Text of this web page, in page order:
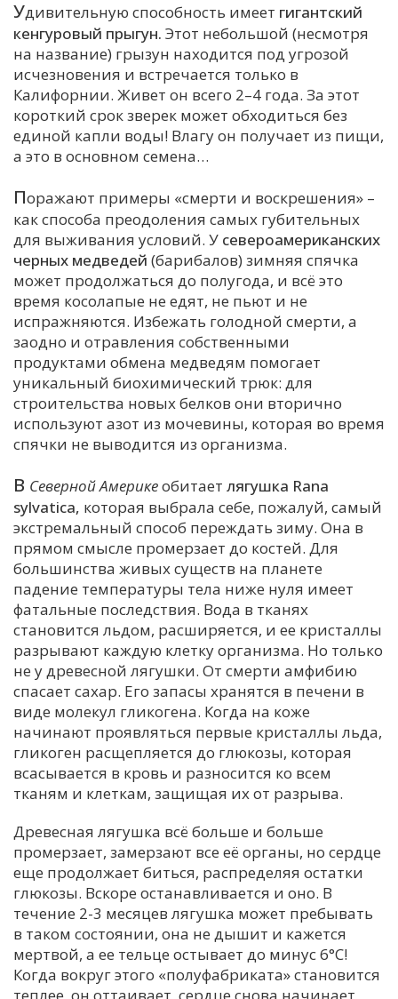
Удивительную способность имеет гигантский
кенгуровый прыгун. Этот небольшой (несмотря
на название) грызун находится под угрозой
исчезновения и встречается только в
Калифорнии. Живет он всего 2–4 года. За этот
короткий срок зверек может обходиться без
единой капли воды! Влагу он получает из пищи,
а это в основном семена…
Поражают примеры «смерти и воскрешения» –
как способа преодоления самых губительных
для выживания условий. У североамериканских
черных медведей (барибалов) зимняя спячка
может продолжаться до полугода, и всё это
время косолапые не едят, не пьют и не
испражняются. Избежать голодной смерти, а
заодно и отравления собственными
продуктами обмена медведям помогает
уникальный биохимический трюк: для
строительства новых белков они вторично
используют азот из мочевины, которая во время
спячки не выводится из организма.
В Северной Америкеобитает лягушка Rana
sylvatica, которая выбрала себе, пожалуй, самый
экстремальный способ переждать зиму. Она в
прямом смысле промерзает до костей. Для
большинства живых существ на планете
падение температуры тела ниже нуля имеет
фатальные последствия. Вода в тканях
становится льдом, расширяется, и ее кристаллы
разрывают каждую клетку организма. Но только
не у древесной лягушки. От смерти амфибию
спасает сахар. Его запасы хранятся в печени в
виде молекул гликогена. Когда на коже
начинают проявляться первые кристаллы льда,
гликоген расщепляется до глюкозы, которая
всасывается в кровь и разносится ко всем
тканям и клеткам, защищая их от разрыва.
Древесная лягушка всё больше и больше
промерзает, замерзают все её органы, но сердце
еще продолжает биться, распределяя остатки
глюкозы. Вскоре останавливается и оно. В
течение 2-3 месяцев лягушка может пребывать
в таком состоянии, она не дышит и кажется
мертвой, а ее тельце остывает до минус 6°С!
Когда вокруг этого «полуфабриката» становится